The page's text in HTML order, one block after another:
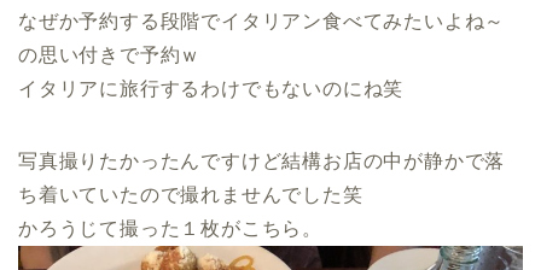
なぜか予約する段階でイタリアン食べてみたいよね～
の思い付きで予約ｗ
イタリアに旅行するわけでもないのにね笑
写真撮りたかったんですけど結構お店の中が静かで落
ち着いていたので撮れませんでした笑
かろうじて撮った１枚がこちら。